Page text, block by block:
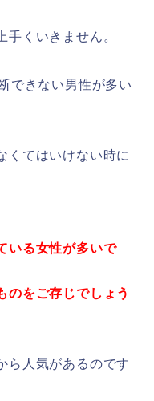
手くいきません。
できない男性が多い
くてはいけない時に
いる女性が多いで
のをご存じでしょう
ら人気があるのです